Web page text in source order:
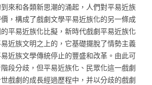
來和各類新思潮的涌起，人們對平易近族
，構成了戲劇文學平易近族化的另一條成
平易近族化比擬，新時代戲劇平易近族化
近族文明之上的，它基礎擺脫了情勢主義
近族文學傳統停止的豐盛和改革。由此可
段分歧，但平易近族化、民眾化這一戲劇
戲劇的成長經過歷程中，并以分歧的戲劇